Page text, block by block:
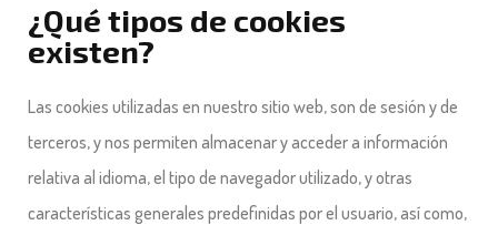
¿Qué tipos de cookies
existen?
Las cookies utilizadas en nuestro sitio web, son de sesión y de
terceros, y nos permiten almacenar y acceder a información
relativa al idioma, el tipo de navegador utilizado, y otras
características generales predefinidas por el usuario, así como,